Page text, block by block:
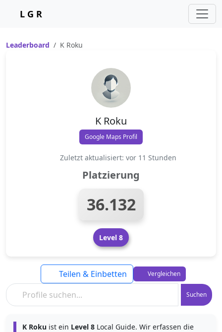
L G R
Leaderboard K Roku
K Roku
Google Maps Profil
Zuletzt aktualisiert: vor 11 Stunden
Platzierung
36.132
Level 8
Suchen
Teilen & Einbetten Vergleichen
K Roku ist ein Level 8 Local Guide. Wir erfassen die